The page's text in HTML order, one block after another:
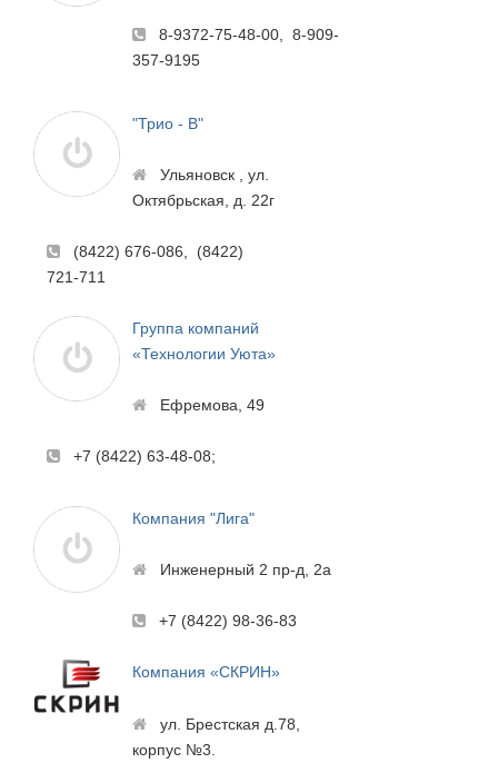
8-9372-75-48-00, 8-909-
357-9195
"Трио - В"
Ульяновск , ул.
Октябрьская, д. 22г
(8422) 676-086, (8422)
721-711
Группа компаний
«Технологии Уюта»
Ефремова, 49
+7 (8422) 63-48-08;
Компания "Лига"
Инженерный 2 пр-д, 2а
+7 (8422) 98-36-83
Компания «СКРИН»
ул. Брестская д.78,
корпус №3.